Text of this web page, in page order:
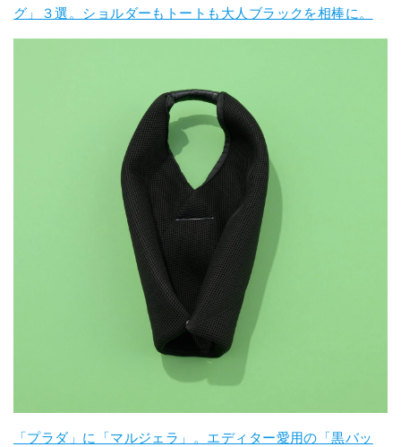
グ」３選。ショルダーもトートも大人ブラックを相棒に。
「プラダ」に「マルジェラ」。エディター愛用の「黒バッ